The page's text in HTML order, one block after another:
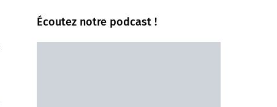
Écoutez notre podcast !